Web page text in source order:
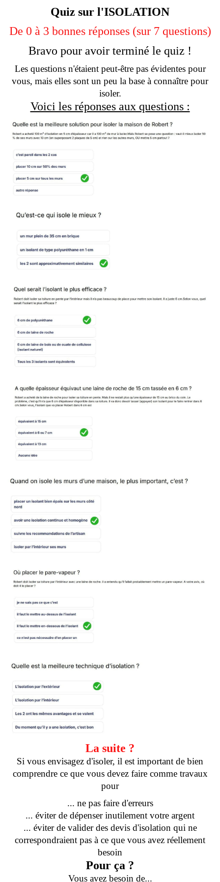
Quiz sur l'ISOLATION
De 0 à 3 bonnes réponses (sur 7 questions)
Bravo pour avoir terminé le quiz !
Les questions n'étaient peut-être pas évidentes pour
vous, mais elles sont un peu la base à connaître pour
isoler.
Voici les réponses aux questions :
La suite ?
Si vous envisagez d'isoler, il est important de bien
comprendre ce que vous devez faire comme travaux
pour
... ne pas faire d'erreurs
... éviter de dépenser inutilement votre argent
... éviter de valider des devis d'isolation qui ne
correspondraient pas à ce que vous avez réellement
besoin
Pour ça ?
Vous avez besoin de...